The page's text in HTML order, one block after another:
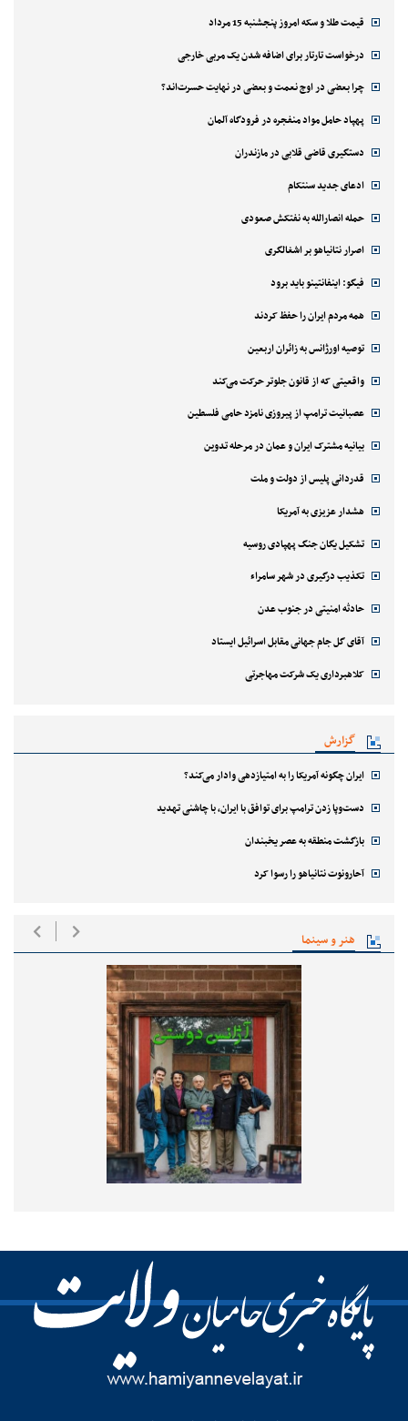
قیمت طلا و سکه امروز پنجشنبه 15 مرداد
درخواست تارتار برای اضافه شدن یک مربی خارجی
چرا بعضی در اوج نعمت و بعضی در نهایت حسرت‌اند؟
پهپاد حامل مواد منفجره در فرودگاه آلمان
دستگیری قاضی قلابی در مازندران
ادعای جدید سنتکام
حمله انصارالله به نفتکش صعودی
اصرار نتانیاهو بر اشغالگری
فیگو: اینفانتینو باید برود
همه مردم ایران را حفظ کردند
توصیه اورژانس به زائران اربعین
واقعیتی که از قانون جلوتر حرکت می‌کند
عصبانیت ترامپ از پیروزی نامزد حامی فلسطین
بیانیه مشترک ایران و عمان در مرحله تدوین
قدردانی پلیس از دولت و ملت
هشدار عزیزی به آمریکا
تشکیل یگان جنگ پهپادی روسیه
تکذیب درگیری در شهر سامراء
حادثه امنیتی در جنوب عدن
آقای گل جام جهانی مقابل اسرائیل ایستاد
کلاهبرداری یک شرکت مهاجرتی
گزارش
ایران چگونه آمریکا را به امتیازدهی وادار می‌کند؟
دست‌وپا زدن ترامپ برای توافق با ایران، با چاشنی تهدید
بازگشت منطقه به عصر یخبندان
آحارونوت نتانیاهو را رسوا کرد
هنر و سینما